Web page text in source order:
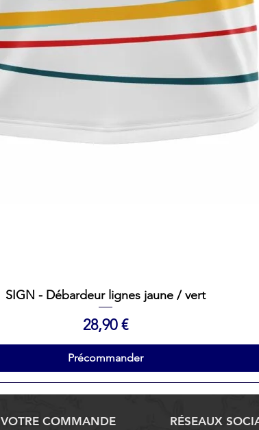
Aperçu rapide
SIGN - Débardeur lignes jaune / vert
Prix
28,90 €
Précommander
VOTRE COMMANDE RÉSEAUX